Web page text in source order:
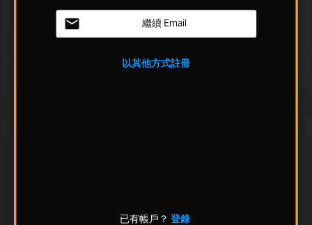
繼續 Email
以其他方式註冊
已有帳戶？ 登錄